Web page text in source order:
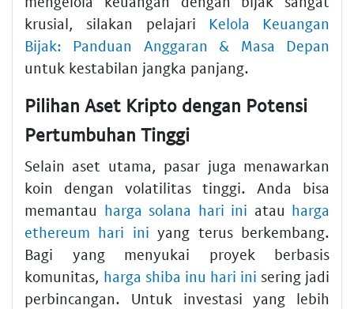
krusial, silakan pelajari Kelola Keuangan
Bijak: Panduan Anggaran & Masa Depan
untuk kestabilan jangka panjang.
Pilihan Aset Kripto dengan Potensi
Pertumbuhan Tinggi
Selain aset utama, pasar juga menawarkan
koin dengan volatilitas tinggi. Anda bisa
memantau harga solana hari ini atau harga
ethereum hari ini yang terus berkembang.
Bagi yang menyukai proyek berbasis
komunitas, harga shiba inu hari ini sering jadi
perbincangan. Untuk investasi yang lebih